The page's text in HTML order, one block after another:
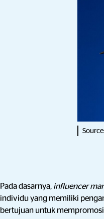
Source:
Pada dasarnya, influencer
individu yang memiliki
bertujuan untuk